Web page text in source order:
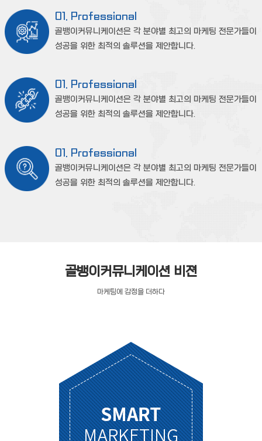
01. Professional
골뱅이커뮤니케이션은 각 분야별 최고의 마케팅 전문가들이
성공을 위한 최적의 솔루션을 제안합니다.
01. Professional
골뱅이커뮤니케이션은 각 분야별 최고의 마케팅 전문가들이
성공을 위한 최적의 솔루션을 제안합니다.
01. Professional
골뱅이커뮤니케이션은 각 분야별 최고의 마케팅 전문가들이
성공을 위한 최적의 솔루션을 제안합니다.
골뱅이커뮤니케이션 비젼
마케팅에 감정을 더하다